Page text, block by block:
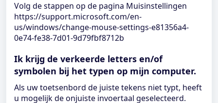
Volg de stappen op de pagina Muisinstellingen
https://support.microsoft.com/en-
us/windows/change-mouse-settings-e81356a4-
0e74-fe38-7d01-9d79fbf8712b
Ik krijg de verkeerde letters en/of
symbolen bij het typen op mijn computer.
Als uw toetsenbord de juiste tekens niet typt, heeft
u mogelijk de onjuiste invoertaal geselecteerd.